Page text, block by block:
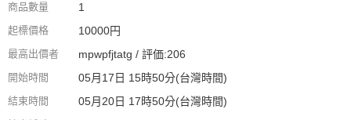
商品數量 1
起標價格 10000円
最高出價者 mpwpfjtatg / 評価:206
開始時間 05月17日 15時50分(台灣時間)
結束時間 05月20日 17時50分(台灣時間)